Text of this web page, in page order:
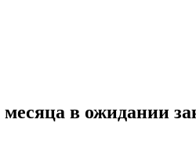
в ожидании